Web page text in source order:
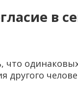
в
что
другого